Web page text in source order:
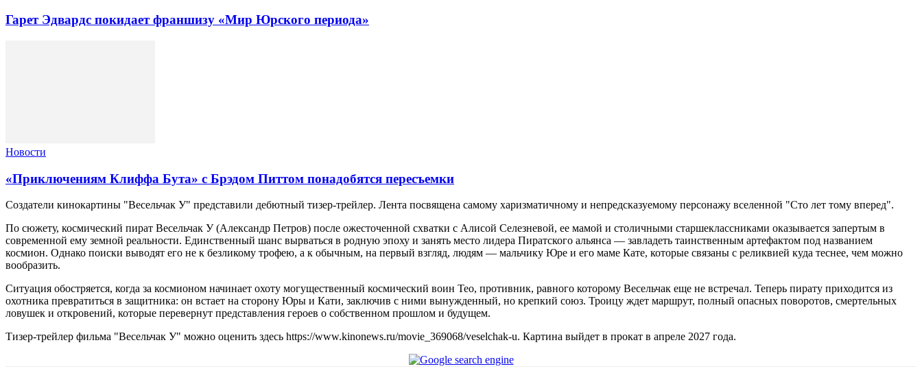
Гарет Эдвардс покидает франшизу «Мир Юрского периода»
Новости
«Приключениям Клиффа Бута» с Брэдом Питтом понадобятся пересъемки
Создатели кинокартины "Весельчак У" представили дебютный тизер-трейлер. Лента посвящена самому харизматичному и непредсказуемому персонажу вселенной "Сто лет тому вперед".
По сюжету, космический пират Весельчак У (Александр Петров) после ожесточенной схватки с Алисой Селезневой, ее мамой и столичными старшеклассниками оказывается запертым в
современной ему земной реальности. Единственный шанс вырваться в родную эпоху и занять место лидера Пиратского альянса — завладеть таинственным артефактом под названием
космион. Однако поиски выводят его не к безликому трофею, а к обычным, на первый взгляд, людям — мальчику Юре и его маме Кате, которые связаны с реликвией куда теснее, чем можно
вообразить.
Ситуация обостряется, когда за космионом начинает охоту могущественный космический воин Тео, противник, равного которому Весельчак еще не встречал. Теперь пирату приходится из
охотника превратиться в защитника: он встает на сторону Юры и Кати, заключив с ними вынужденный, но крепкий союз. Троицу ждет маршрут, полный опасных поворотов, смертельных
ловушек и откровений, которые перевернут представления героев о собственном прошлом и будущем.
Тизер-трейлер фильма "Весельчак У" можно оценить здесь https://www.kinonews.ru/movie_369068/veselchak-u. Картина выйдет в прокат в апреле 2027 года.